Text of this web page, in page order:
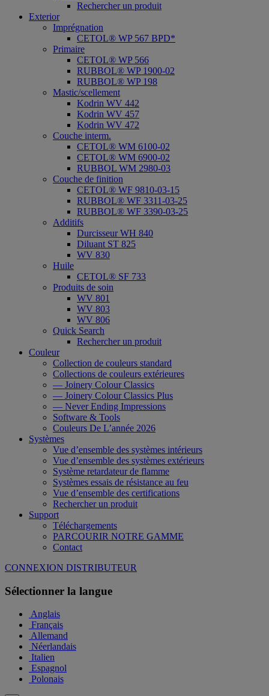
Rechercher un produit
Exterior
Imprégnation
CETOL® WP 567 BPD*
Primaire
CETOL® WP 566
RUBBOL® WP 1900-02
RUBBOL® WP 198
Mastic/scellement
Kodrin WV 442
Kodrin WV 457
Kodrin WV 472
Couche interm.
CETOL® WM 6100-02
CETOL® WM 6900-02
RUBBOL WM 2980-03
Couche de finition
CETOL® WF 9810-03-15
RUBBOL® WF 3311-03-25
RUBBOL® WF 3390-03-25
Additifs
Durcisseur WH 840
Diluant ST 825
WV 830
Huile
CETOL® SF 733
Produits de soin
WV 801
WV 803
WV 806
Quick Search
Rechercher un produit
Couleur
Collection de couleurs standard
Collections de couleurs extérieures
— Joinery Colour Classics
— Joinery Colour Classics Plus
— Never Ending Impressions
Software & Tools
Couleurs De L’année 2026
Systèmes
Vue d’ensemble des systèmes intérieurs
Vue d’ensemble des systèmes extérieurs
Système retardateur de flamme
Systèmes essais de résistance au feu
Vue d’ensemble des certifications
Rechercher un produit
Support
Téléchargements
PARCOURIR NOTRE GAMME
Contact
CONNEXION DISTRIBUTEUR
Sélectionner la langue
Anglais
Français
Allemand
Néerlandais
Italien
Espagnol
Polonais